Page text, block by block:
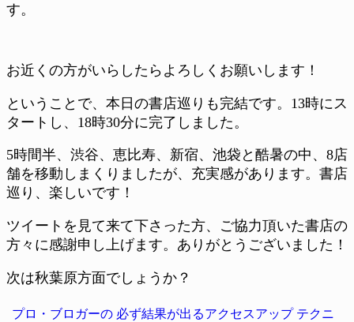
す。
お近くの方がいらしたらよろしくお願いします！
ということで、本日の書店巡りも完結です。13時にス
タートし、18時30分に完了しました。
5時間半、渋谷、恵比寿、新宿、池袋と酷暑の中、8店
舗を移動しまくりましたが、充実感があります。書店
巡り、楽しいです！
ツイートを見て来て下さった方、ご協力頂いた書店の
方々に感謝申し上げます。ありがとうございました！
次は秋葉原方面でしょうか？
プロ・ブロガーの 必ず結果が出るアクセスアップ テクニ